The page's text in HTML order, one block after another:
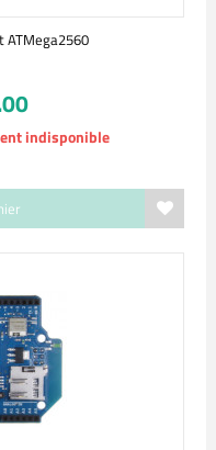
ATMega2560
indisponible